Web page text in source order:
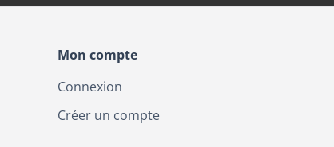
Mon compte
Connexion
Créer un compte